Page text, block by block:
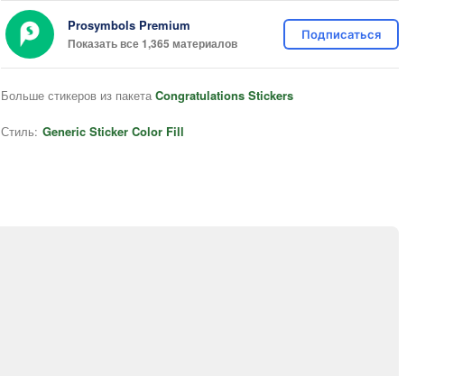
Prosymbols Premium
Показать все 1,365 материалов
Подписаться
Больше стикеров из пакета Congratulations Stickers
Стиль: Generic Sticker Color Fill